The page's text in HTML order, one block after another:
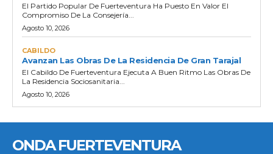
El Partido Popular De Fuerteventura Ha Puesto En Valor El
Compromiso De La Consejería...
Agosto 10, 2026
CABILDO
Avanzan Las Obras De La Residencia De Gran Tarajal
El Cabildo De Fuerteventura Ejecuta A Buen Ritmo Las Obras De
La Residencia Sociosanitaria...
Agosto 10, 2026
ONDA FUERTEVENTURA